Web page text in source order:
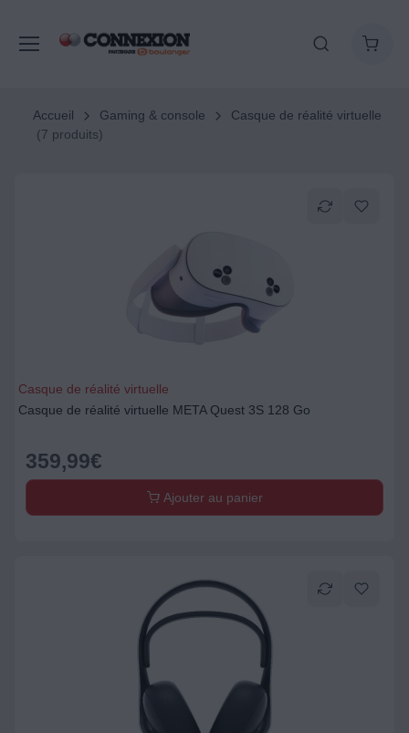
Accueil Gaming & console
Casque de réalité virtuelle
(7 produits)
Casque de réalité virtuelle
Casque de réalité virtuelle META Quest 3S 128 Go
359,99€
Ajouter au panier